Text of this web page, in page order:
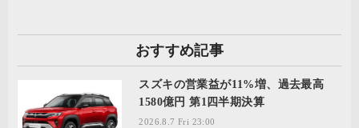
おすすめ記事
スズキの営業益が11%増、過去最高
1580億円 第1四半期決算
2026.8.7 Fri 23:00